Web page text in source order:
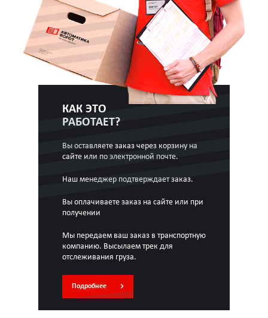
КАК ЭТО
РАБОТАЕТ?
Вы оставляете заказ через корзину на
сайте или по электронной почте.
Наш менеджер подтверждает заказ.
Вы оплачиваете заказ на сайте или при
получении
Мы передаем ваш заказ в транспортную
компанию. Высылаем трек для
отслеживания груза.
Подробнее